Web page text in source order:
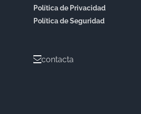
Política de Privacidad
Política de Seguridad
contacta